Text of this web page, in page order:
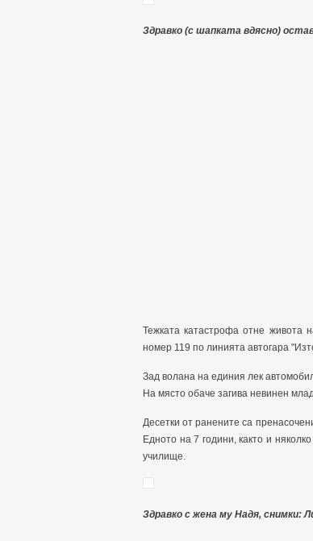
Здравко (с шапката вдясно)
Тежката катастрофа отне
номер 119 по линията автогара
Зад волана на единия лек
На място обаче загива невинен
Десетки от ранените са
Едното на 7 години, както и
училище.
Здравко с жена му Надя, снимки: